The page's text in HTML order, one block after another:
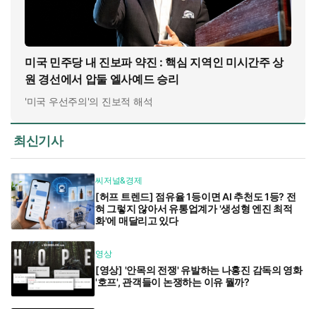
미국 민주당 내 진보파 약진 : 핵심 지역인 미시간주 상
원 경선에서 압둘 엘사예드 승리
'미국 우선주의'의 진보적 해석
최신기사
씨저널&경제
[허프 트렌드] 점유율 1등이면 AI 추천도 1등? 전
혀 그렇지 않아서 유통업계가 '생성형 엔진 최적
화'에 매달리고 있다
영상
[영상] '안목의 전쟁' 유발하는 나홍진 감독의 영화
'호프', 관객들이 논쟁하는 이유 뭘까?